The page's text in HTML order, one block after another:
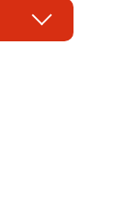
ラリーマン家
中学受験にか